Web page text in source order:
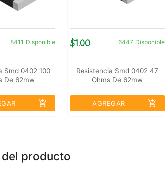
8411 Disponible
Smd 0402 100
De 62mw
add_shopping_cart
$1.00 6447 Disponible
Resistencia Smd 0402 47
Ohms De 62mw
AGREGAR add_shopping_cart
del producto